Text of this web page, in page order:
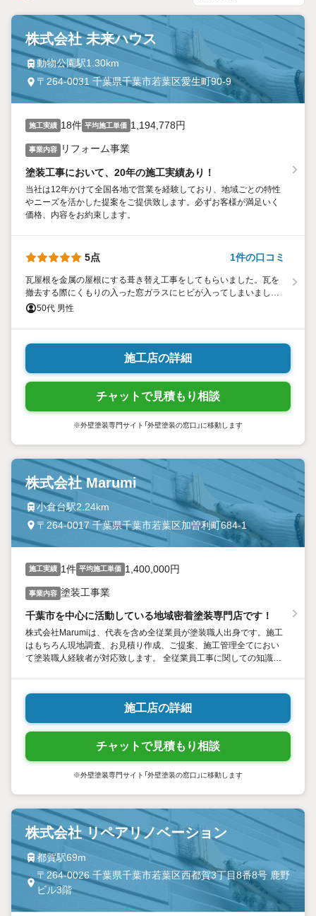
株式会社 未来ハウス
動物公園駅1.30km
〒264-0031 千葉県千葉市若葉区愛生町90-9
施工実績 18件 平均施工単価 1,194,778円
事業内容 リフォーム事業
塗装工事において、20年の施工実績あり！
当社は12年かけて全国各地で営業を経験しており、地域ごとの特性
やニーズを活かした提案をご提供致します。必ずお客様が満足いく
価格、内容をお約束します。
5点 1件の口コミ
瓦屋根を金属の屋根にする葺き替え工事をしてもらいました。瓦を
撤去する際にくもりの入った窓ガラスにヒビが入ってしまいました
が、すぐにガラス屋さんと連絡をとり短期間で直してもらい、助か
50代 男性
施工店の詳細
チャットで見積もり相談
※外壁塗装専門サイト「外壁塗装の窓口」に移動します
株式会社 Marumi
小倉台駅2.24km
〒264-0017 千葉県千葉市若葉区加曽利町684-1
施工実績 1件 平均施工単価 1,400,000円
事業内容 塗装工事業
千葉市を中心に活動している地域密着塗装専門店です！
株式会社Marumiは、代表を含め全従業員が塗装職人出身です。施工
はもちろん現地調査、お見積り作成、ご提案、施工管理全てにおい
て塗装職人経験者が対応致します。 全従業員工事に関しての知識が
施工店の詳細
チャットで見積もり相談
※外壁塗装専門サイト「外壁塗装の窓口」に移動します
株式会社 リペアリノベーション
都賀駅69m
〒264-0026 千葉県千葉市若葉区西都賀3丁目8番8号 鹿野
ビル3階